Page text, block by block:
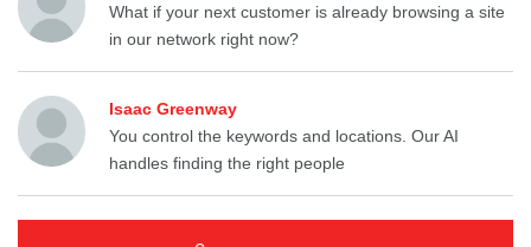
What if your next customer is already browsing a site
in our network right now?
Isaac Greenway
You control the keywords and locations. Our AI
handles finding the right people